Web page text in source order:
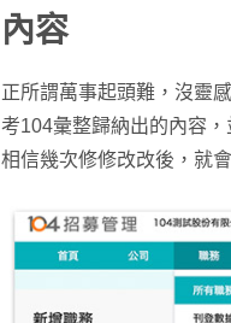
內容
正所謂萬事起頭難，沒靈
考104彙整歸納出的內容
相信幾次修修改改後，就